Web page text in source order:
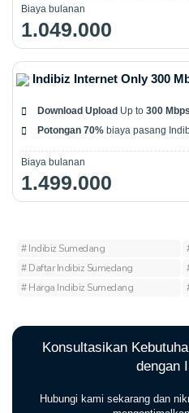
Biaya bulanan
1.049.000
Indibiz Internet Only 300
Download Upload Up to 300 Mbps
Potongan 70% biaya pasang
Biaya bulanan
1.499.000
# Indibiz Sumedang
# Daftar Indibiz Sumedang
# Harga Indibiz Sumedang
Konsultasikan
dengan
Hubungi kami sekarang dan